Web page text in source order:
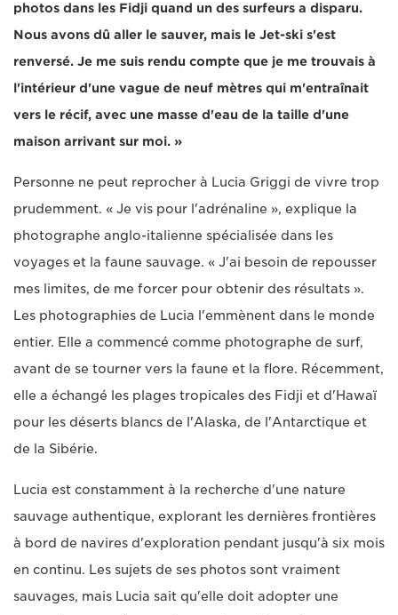
photos dans les Fidji quand un des surfeurs a disparu.
Nous avons dû aller le sauver, mais le Jet-ski s'est
renversé. Je me suis rendu compte que je me trouvais à
l'intérieur d'une vague de neuf mètres qui m'entraînait
vers le récif, avec une masse d'eau de la taille d'une
maison arrivant sur moi. »
Personne ne peut reprocher à Lucia Griggi de vivre trop
prudemment. « Je vis pour l'adrénaline », explique la
photographe anglo-italienne spécialisée dans les
voyages et la faune sauvage. « J'ai besoin de repousser
mes limites, de me forcer pour obtenir des résultats ».
Les photographies de Lucia l'emmènent dans le monde
entier. Elle a commencé comme photographe de surf,
avant de se tourner vers la faune et la flore. Récemment,
elle a échangé les plages tropicales des Fidji et d'Hawaï
pour les déserts blancs de l'Alaska, de l'Antarctique et
de la Sibérie.
Lucia est constamment à la recherche d'une nature
sauvage authentique, explorant les dernières frontières
à bord de navires d'exploration pendant jusqu'à six mois
en continu. Les sujets de ses photos sont vraiment
sauvages, mais Lucia sait qu'elle doit adopter une